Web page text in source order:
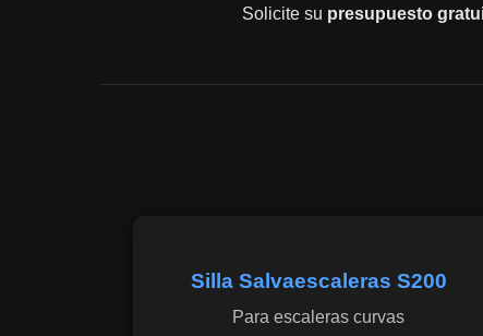
Solicite su presupuesto
Silla Salvaescaleras S200
Para escaleras curvas